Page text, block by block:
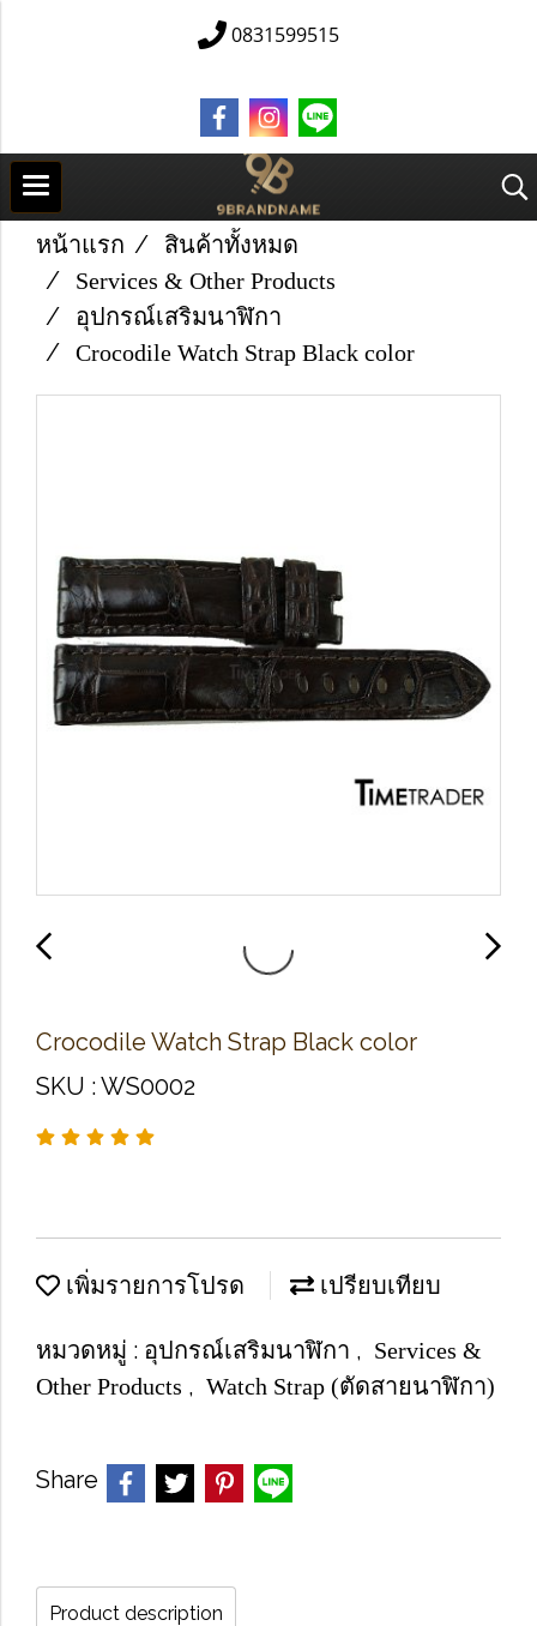
0831599515
หน้าแรก
สินค้าทั้งหมด
Services & Other Products
อุปกรณ์เสริมนาฬิกา
Crocodile Watch Strap Black color
Crocodile Watch Strap Black color
SKU : WS0002
เพิ่มรายการโปรด เปรียบเทียบ
หมวดหมู่ : อุปกรณ์เสริมนาฬิกา , Services &
Other Products , Watch Strap (ตัดสายนาฬิกา)
Share
Product description